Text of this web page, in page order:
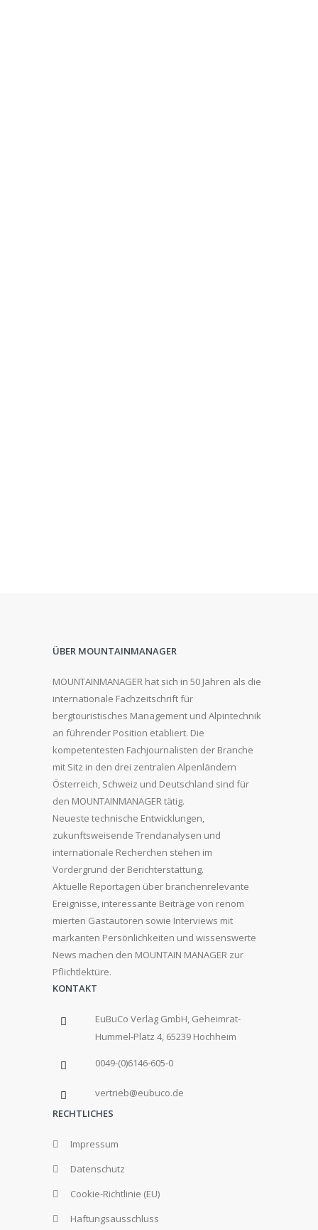
ÜBER MOUNTAINMANAGER
MOUNTAINMANAGER hat sich in 50 Jahren als die
internationale Fachzeitschrift für
bergtouristisches Management und Alpintechnik
an führender Position etabliert. Die
kompetentesten Fachjournalisten der Branche
mit Sitz in den drei zentralen Alpenländern
Österreich, Schweiz und Deutschland sind für
den MOUNTAINMANAGER tätig.
Neueste technische Entwicklungen,
zukunftsweisende Trendanalysen und
internationale Recherchen stehen im
Vordergrund der Berichterstattung.
Aktuelle Reportagen über branchenrelevante
Ereignisse, interessante Beiträge von renom
mierten Gastautoren sowie Interviews mit
markanten Persönlichkeiten und wissenswerte
News machen den MOUNTAIN MANAGER zur
Pflichtlektüre.
KONTAKT
EuBuCo Verlag GmbH, Geheimrat-
Hummel-Platz 4, 65239 Hochheim
0049-(0)6146-605-0
vertrieb@eubuco.de
RECHTLICHES
Impressum
Datenschutz
Cookie-Richtlinie (EU)
Haftungsausschluss